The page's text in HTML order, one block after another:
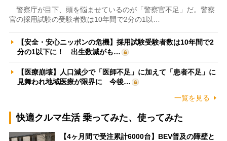
警察庁が目下、頭を悩ませているのが「警察官不足」だ。警察
官の採用試験の受験者数は10年間で2分の1以…
【安全・安心ニッポンの危機】採用試験受験者数は10年間で2
分の1以下に！ 出生数減がも…
【医療崩壊】人口減少で「医師不足」に加えて「患者不足」に
見舞われ地域医療が限界に 今後…
一覧を見る
快適クルマ生活 乗ってみた、使ってみた
【4ヶ月間で受注累計6000台】BEV普及の障壁と